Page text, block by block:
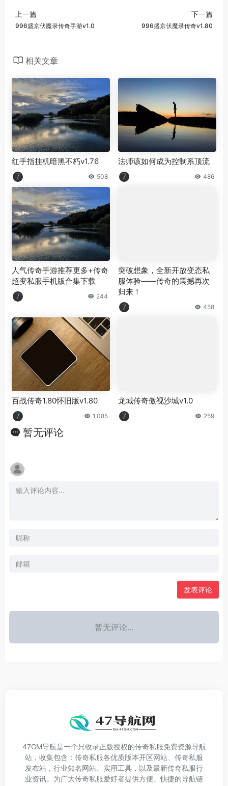
上一篇
996盛京伏魔录传奇手游v1.0
下一篇
996盛京伏魔录传奇v1.80
相关文章
红手指挂机暗黑不朽v1.76
508
法师该如何成为控制系顶流
486
人气传奇手游推荐更多+传奇
超变私服手机版合集下载
244
突破想象，全新开放变态私
服体验——传奇的震撼再次
归来！
458
百战传奇1.80怀旧版v1.80
1,085
龙城传奇傲视沙城v1.0
259
暂无评论
发表评论
暂无评论...
47GM导航是一个只收录正版授权的传奇私服免费资源导航
站，收集包含：传奇私服各优质版本开区网站、传奇私服
发布站，行业知名网站、实用工具，以及最新传奇私服行
业资讯。为广大传奇私服爱好者提供方便、快捷的导航链